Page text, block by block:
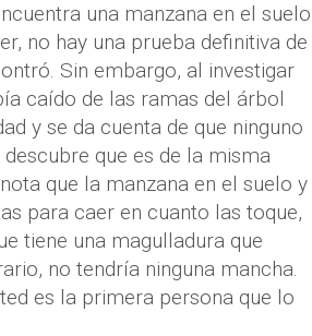
una manzana en el suelo
no hay una prueba definitiva de
Sin embargo, al investigar
caído de las ramas del árbol
y se da cuenta de que ninguno
que es de la misma
que la manzana en el suelo y
para caer en cuanto las toque,
tiene una magulladura que
no tendría ninguna mancha.
es la primera persona que lo